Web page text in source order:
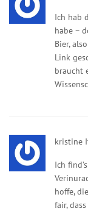
Ich hab
habe –
Bier,
Link
braucht
kristine
Ich
hoffe,
fair,